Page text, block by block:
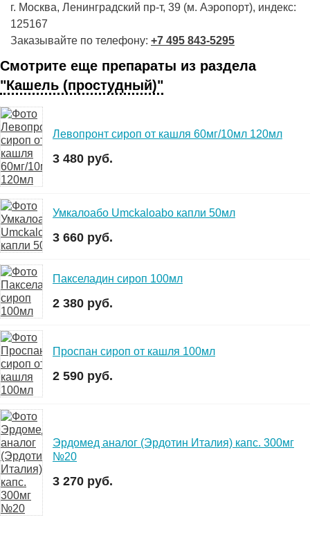
г. Москва, Ленинградский пр-т, 39 (м. Аэропорт), индекс:
125167
Заказывайте по телефону: +7 495 843-5295
Смотрите еще препараты из раздела
"Кашель (простудный)"
Левопронт сироп от кашля 60мг/10мл 120мл
3 480 руб.
Умкалоабо Umckaloabo капли 50мл
3 660 руб.
Пакселадин сироп 100мл
2 380 руб.
Проспан сироп от кашля 100мл
2 590 руб.
Эрдомед аналог (Эрдотин Италия) капс. 300мг
№20
3 270 руб.